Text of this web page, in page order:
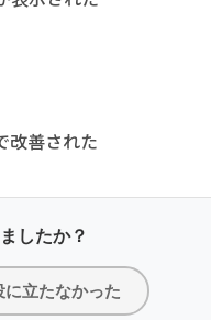
改善された
したか？
に立たなかった